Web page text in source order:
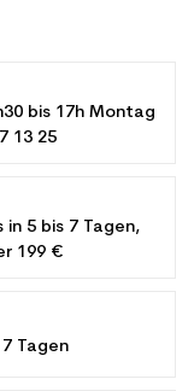
bis 17h Montag
13 25
in 5 bis 7 Tagen,
199 €
Tagen